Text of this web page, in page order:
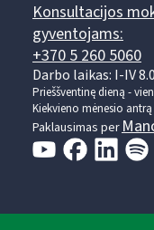
Konsultacijos
gyventojams:
+370 5 260 5060
Darbo laikas: I-IV
Prieššventinę dieną -
Kiekvieno mėnesio
Paklausimas per